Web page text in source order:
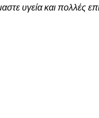
υγεία και πολλές